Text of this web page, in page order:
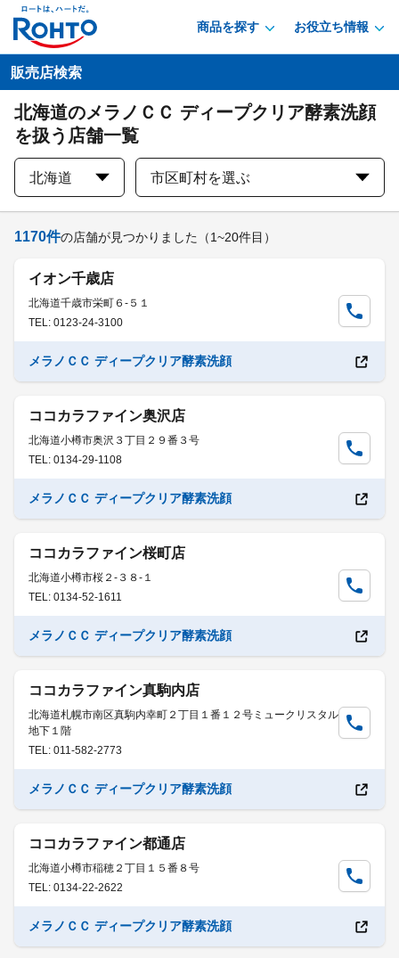
商品を探す お役立ち情報
販売店検索
北海道のメラノＣＣ ディープクリア酵素洗顔
を扱う店舗一覧
北海道 市区町村を選ぶ
1170件の店舗が見つかりました （1~20件目）
イオン千歳店
北海道千歳市栄町６-５１
TEL: 0123-24-3100
メラノＣＣ ディープクリア酵素洗顔
ココカラファイン奥沢店
北海道小樽市奥沢３丁目２９番３号
TEL: 0134-29-1108
メラノＣＣ ディープクリア酵素洗顔
ココカラファイン桜町店
北海道小樽市桜２-３８-１
TEL: 0134-52-1611
メラノＣＣ ディープクリア酵素洗顔
ココカラファイン真駒内店
北海道札幌市南区真駒内幸町２丁目１番１２号ミュークリスタル
地下１階
TEL: 011-582-2773
メラノＣＣ ディープクリア酵素洗顔
ココカラファイン都通店
北海道小樽市稲穂２丁目１５番８号
TEL: 0134-22-2622
メラノＣＣ ディープクリア酵素洗顔